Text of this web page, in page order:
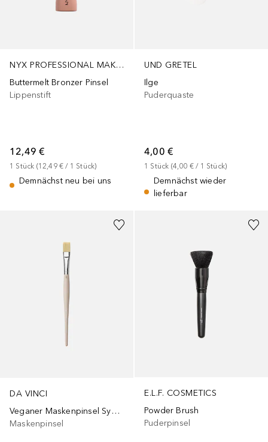
NYX PROFESSIONAL MAKEUP
Buttermelt Bronzer Pinsel
Lippenstift
12,49 €
1 Stück (12,49 € / 1 Stück)
Demnächst neu bei uns
UND GRETEL
Ilge
Puderquaste
4,00 €
1 Stück (4,00 € / 1 Stück)
Demnächst wieder
lieferbar
DA VINCI
Veganer Maskenpinsel Synthetikfasern - Flach
Maskenpinsel
E.L.F. COSMETICS
Powder Brush
Puderpinsel